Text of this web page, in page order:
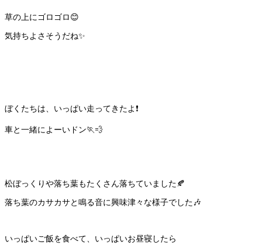
草の上にゴロゴロ😊
気持ちよさそうだね✨
ぼくたちは、いっぱい走ってきたよ❗️
車と一緒によーいドン🏃💨
松ぼっくりや落ち葉もたくさん落ちていました🍂
落ち葉のカサカサと鳴る音に興味津々な様子でした🎶
いっぱいご飯を食べて、いっぱいお昼寝したら